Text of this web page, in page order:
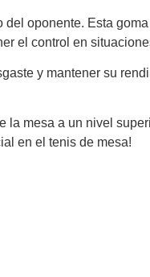
oponente. Esta
el control en
y mantener su
mesa a un nivel
en el tenis de mesa!